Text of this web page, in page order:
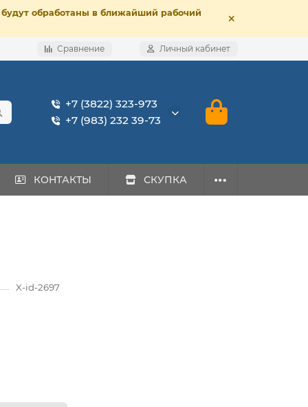
обработаны в ближайший рабочий
Сравнение Личный кабинет
+7 (3822) 323-973
+7 (983) 232 39-73
КОНТАКТЫ СКУПКА
X-id-2697